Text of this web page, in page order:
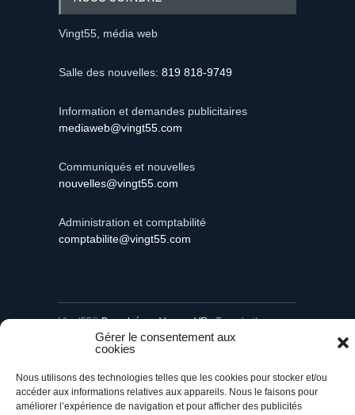
Gérer le consentement aux
cookies
Nous utilisons des technologies telles que les cookies pour stocker et/ou
accéder aux informations relatives aux appareils. Nous le faisons pour
améliorer l’expérience de navigation et pour afficher des publicités
Vingt55, média web
Salle des nouvelles: 819 818-9749
Information et demandes publicitaires
mediaweb@vingt55.com
Communiqués et nouvelles
nouvelles@vingt55.com
Administration et comptabilité
comptabilite@vingt55.com
Vingt55© Propulsé par Versom VR
- Tous droits